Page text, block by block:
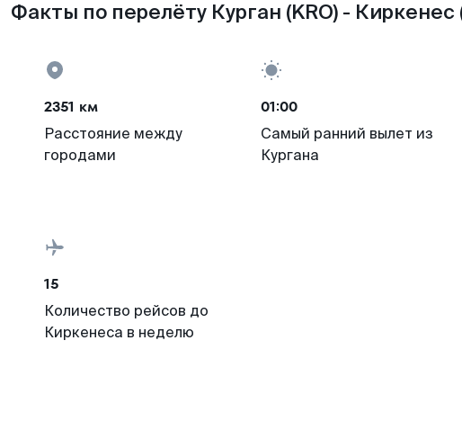
Факты по перелёту Курган (KRO) - Киркенес
2351 км
Расстояние между
городами
01:00
Самый ранний вылет из
Кургана
15
Количество рейсов до
Киркенеса в неделю